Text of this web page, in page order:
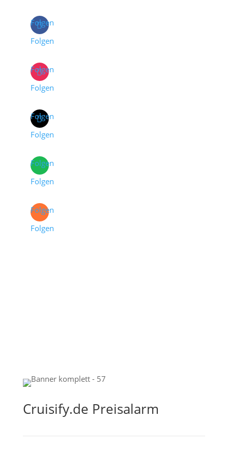
Folgen
Folgen
Folgen
Folgen
Folgen
Folgen
Folgen
Folgen
Folgen
Folgen
Cruisify.de Preisalarm